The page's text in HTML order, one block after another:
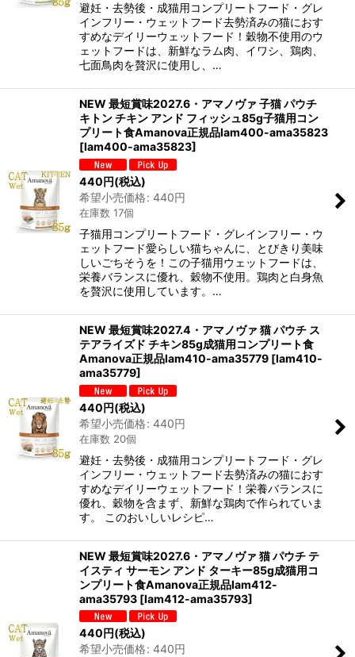
避妊・去勢後・成猫用コンプリートフード・グレ
インフリー・ウェットフード去勢済みの猫におす
すめなデイリーウェットフード！穀物不使用のウ
ェットフードは、新鮮なラム肉、イワシ、鶏肉、
七面鳥肉を贅沢に使用し、…
NEW 最短賞味2027.6・アマノヴァ 子猫 パウチ
キトン チキン アンド フィッシュ85g子猫用コン
プリート食Amanova正規品lam400-ama35823
[lam400-ama35823]
440円(税込)
希望小売価格: 440円
在庫数 17個
子猫用コンプリートフード・グレインフリー・ウ
ェットフード愛らしい猫ちゃんに、とびきり美味
しいごちそうを！この子猫用ウェットフードは、
栄養バランスに優れ、穀物不使用。鶏肉と白身魚
を贅沢に使用しています。…
NEW 最短賞味2027.4・アマノヴァ 猫 パウチ ス
テアライズド チキン85g成猫用コンプリート食
Amanova正規品lam410-ama35779 [lam410-
ama35779]
440円(税込)
希望小売価格: 440円
在庫数 20個
避妊・去勢後・成猫用コンプリートフード・グレ
インフリー・ウェットフード去勢済みの猫におす
すめなデイリーウェットフード！栄養バランスに
優れ、穀物を含まず、新鮮な鶏肉で作られていま
す。 このおいしいレシピ…
NEW 最短賞味2027.6・アマノヴァ 猫 パウチ テ
イスティ サーモン アンド ターキー85g成猫用コ
ンプリート食Amanova正規品lam412-
ama35793 [lam412-ama35793]
440 円(税込)
希望小売価格: 440円